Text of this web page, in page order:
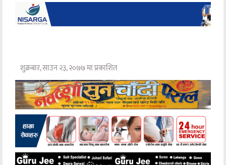
शुक्रबार, साउन २३, २०७७ मा प्रकाशित